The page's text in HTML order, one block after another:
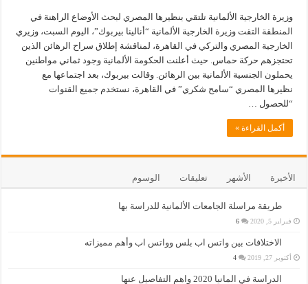
وزيرة الخارجية الألمانية تلتقي بنظيرها المصري لبحث الأوضاع الراهنة في
المنطقة التقت وزيرة الخارجية الألمانية “أنالينا بيربوك”، اليوم السبت، وزيري
الخارجية المصري والتركي في القاهرة، لمناقشة إطلاق سراح الرهائن الذين
تحتجزهم حركة حماس. حيث أعلنت الحكومة الألمانية وجود ثماني مواطنين
يحملون الجنسية الألمانية بين الرهائن. وقالت بيربوك، بعد اجتماعها مع
نظيرها المصري “سامح شكري” في القاهرة، نستخدم جميع القنوات
“للحصول …
أكمل القراءة »
الأخيرة الأشهر تعليقات الوسوم
طريقة مراسلة الجامعات الألمانية للدراسة بها
فبراير 5, 2020 6
الاختلافات بين واتس اب بلس وواتس اب وأهم مميزاته
أكتوبر 27, 2019 4
الدراسة في المانيا 2020 واهم التفاصيل عنها